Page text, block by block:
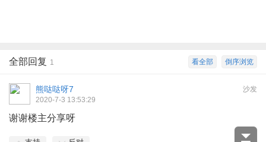
倒序浏览
看全部
全部回复 1
沙发
熊哒哒呀7
2020-7-3 13:53:29
谢谢楼主分享呀